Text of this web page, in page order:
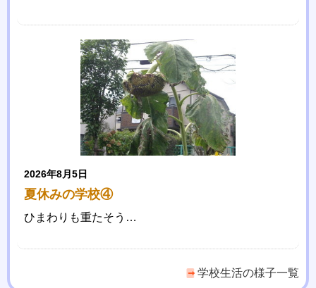
2026年8月5日
夏休みの学校④
ひまわりも重たそう…
学校生活の様子一覧